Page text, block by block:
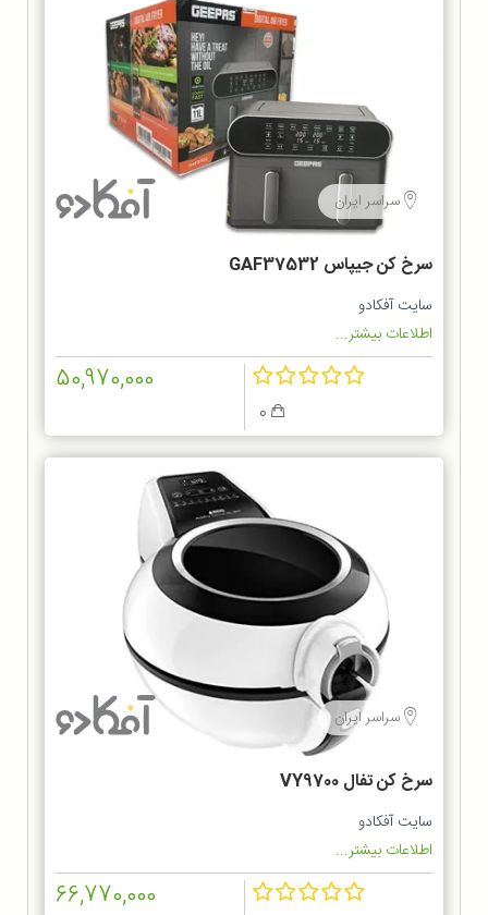
سراسر ایران
سرخ کن جیپاس GAF37532
سایت آفکادو
اطلاعات بیشتر...
50,970,000
سراسر ایران
سرخ کن تفال VY9700
سایت آفکادو
اطلاعات بیشتر...
66,770,000